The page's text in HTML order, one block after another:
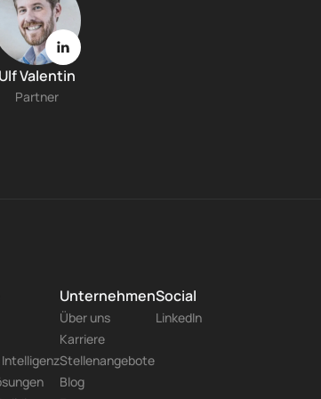
Ulf Valentin
Partner
Unternehmen
Über uns
Karriere
Stellenangebote
Blog
Social
LinkedIn